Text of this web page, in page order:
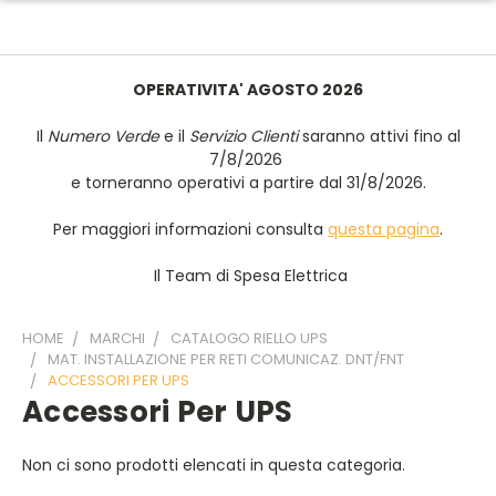
OPERATIVITA' AGOSTO 2026
Il Numero Verdee il Servizio Clientisaranno attivi fino al
7/8/2026
e torneranno operativi a partire dal 31/8/2026.
Per maggiori informazioni consulta questa pagina.
Il Team di Spesa Elettrica
HOME MARCHI
CATALOGO RIELLO UPS
MAT. INSTALLAZIONE PER RETI COMUNICAZ. DNT/FNT
ACCESSORI PER UPS
Accessori Per UPS
Non ci sono prodotti elencati in questa categoria.